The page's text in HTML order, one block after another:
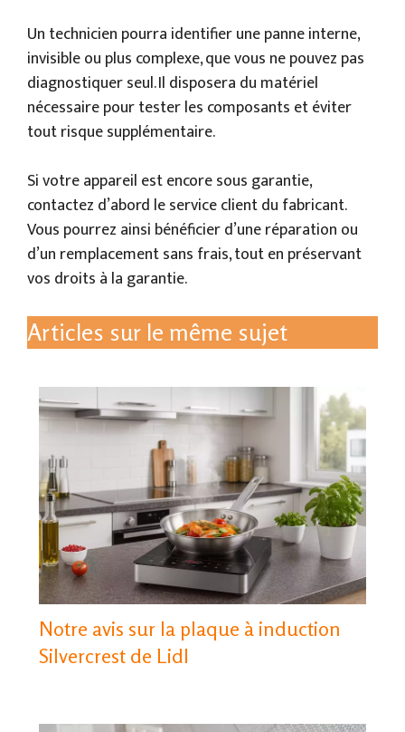
Un technicien pourra identifier une panne interne,
invisible ou plus complexe, que vous ne pouvez pas
diagnostiquer seul. Il disposera du matériel
nécessaire pour tester les composants et éviter
tout risque supplémentaire.
Si votre appareil est encore sous garantie,
contactez d’abord le service client du fabricant.
Vous pourrez ainsi bénéficier d’une réparation ou
d’un remplacement sans frais, tout en préservant
vos droits à la garantie.
Articles sur le même sujet
Notre avis sur la plaque à induction
Silvercrest de Lidl